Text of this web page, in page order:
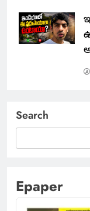
Search
Epaper